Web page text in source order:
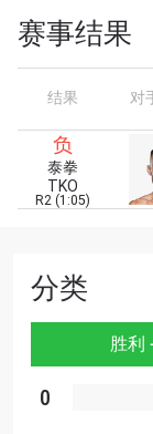
赛事结果
结果 对
负
泰拳
TKO
R2 (1:05)
分类
胜利
0
在任何地域
解最新资讯
场次的最佳
邮箱
名字